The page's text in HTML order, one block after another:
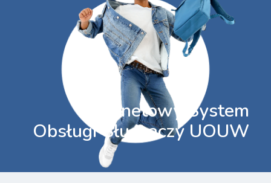
Internetowy System
Obsługi Słuchaczy UOUW